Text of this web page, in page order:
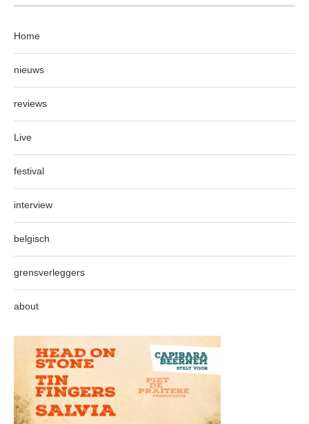
Home
nieuws
reviews
Live
festival
interview
belgisch
grensverleggers
about